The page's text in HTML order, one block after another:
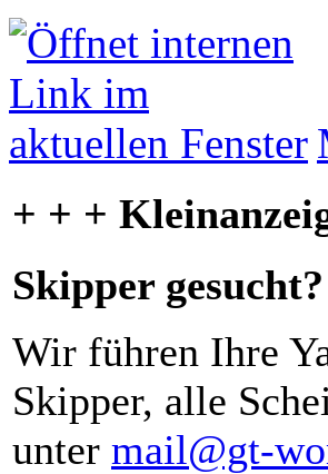
+ + +
Skipper gesucht?
Wir führen Ihre
Skipper, alle
unter mail@gt-